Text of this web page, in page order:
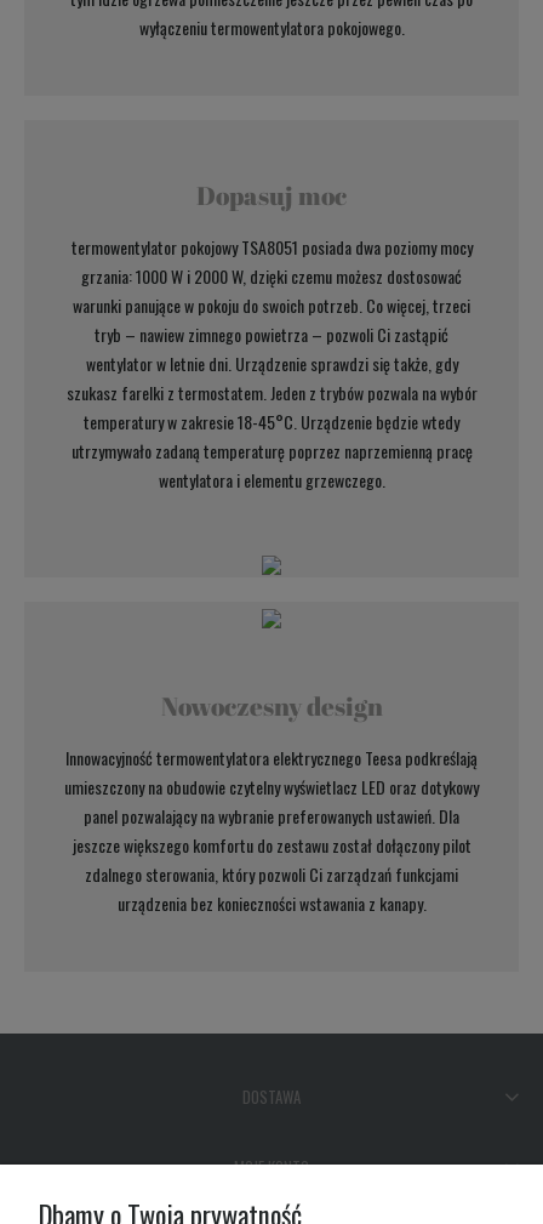
wyłączeniu termowentylatora pokojowego.
Dopasuj moc
termowentylator pokojowy TSA8051 posiada dwa poziomy mocy
grzania: 1000 W i 2000 W, dzięki czemu możesz dostosować
warunki panujące w pokoju do swoich potrzeb. Co więcej, trzeci
tryb – nawiew zimnego powietrza – pozwoli Ci zastąpić
wentylator w letnie dni. Urządzenie sprawdzi się także, gdy
szukasz farelki z termostatem. Jeden z trybów pozwala na wybór
temperatury w zakresie 18-45°C. Urządzenie będzie wtedy
utrzymywało zadaną temperaturę poprzez naprzemienną pracę
wentylatora i elementu grzewczego.
Nowoczesny design
Innowacyjność termowentylatora elektrycznego Teesa podkreślają
umieszczony na obudowie czytelny wyświetlacz LED oraz dotykowy
panel pozwalający na wybranie preferowanych ustawień. Dla
jeszcze większego komfortu do zestawu został dołączony pilot
zdalnego sterowania, który pozwoli Ci zarządzań funkcjami
urządzenia bez konieczności wstawania z kanapy.
DOSTAWA
MOJE KONTO
Dbamy o Twoją prywatność